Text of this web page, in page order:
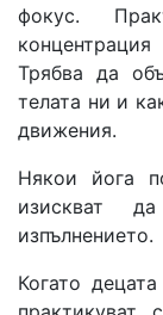
фокус.
Трябва да
телата ни и
движения.
Някои йога
изискват
изпълнението.
Когато